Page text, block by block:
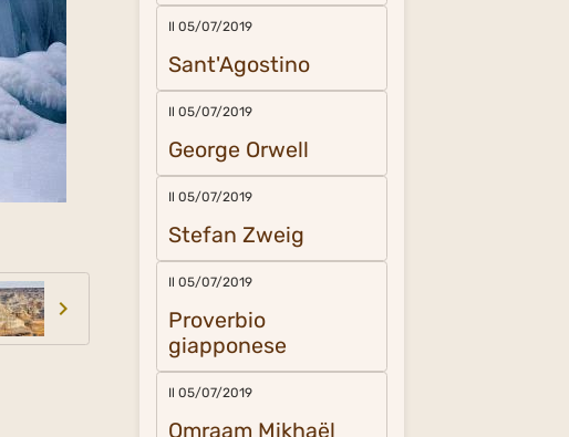
Il 05/07/2019
Sant'Agostino
Il 05/07/2019
George Orwell
Il 05/07/2019
Stefan Zweig
Il 05/07/2019
Proverbio
giapponese
Il 05/07/2019
Omraam Mikhaël